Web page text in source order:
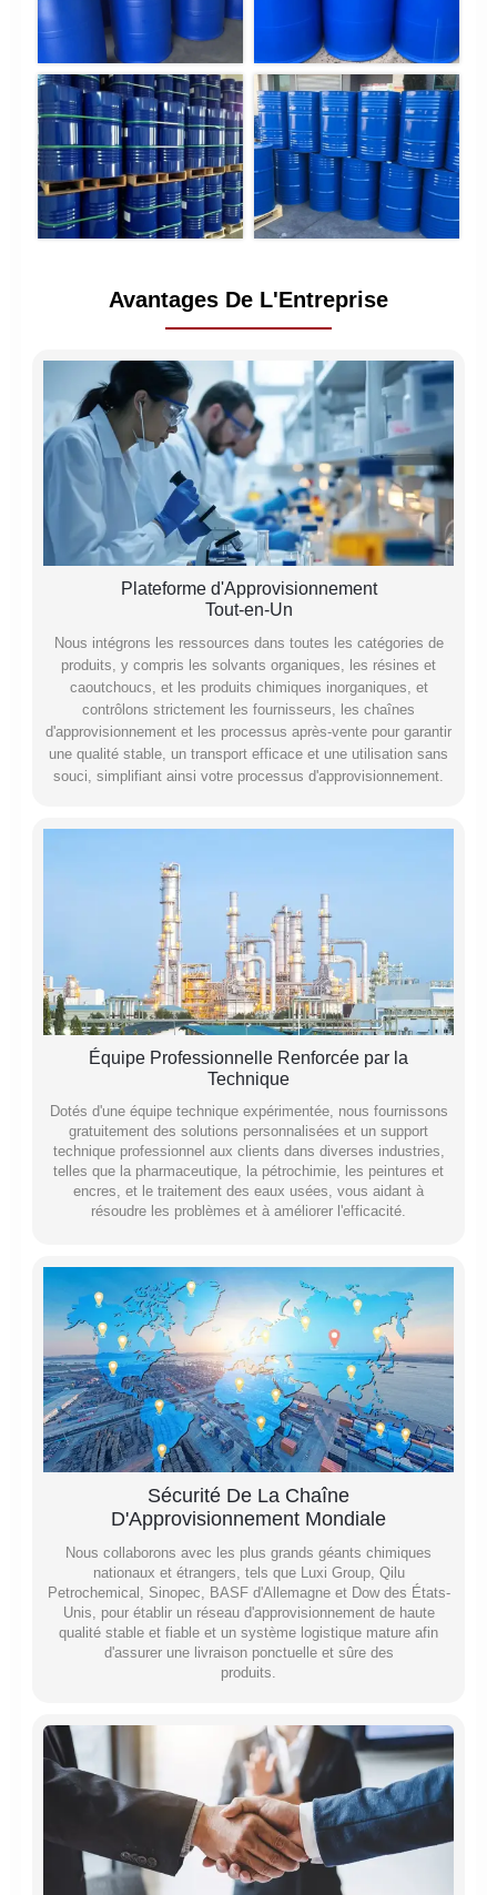
Avantages De L'Entreprise
Plateforme d'Approvisionnement
Tout-en-Un
Nous intégrons les ressources dans toutes les catégories de
produits, y compris les solvants organiques, les résines et
caoutchoucs, et les produits chimiques inorganiques, et
contrôlons strictement les fournisseurs, les chaînes
d'approvisionnement et les processus après-vente pour garantir
une qualité stable, un transport efficace et une utilisation sans
souci, simplifiant ainsi votre processus d'approvisionnement.
Équipe Professionnelle Renforcée par la
Technique
Dotés d'une équipe technique expérimentée, nous fournissons
gratuitement des solutions personnalisées et un support
technique professionnel aux clients dans diverses industries,
telles que la pharmaceutique, la pétrochimie, les peintures et
encres, et le traitement des eaux usées, vous aidant à
résoudre les problèmes et à améliorer l'efficacité.
Sécurité De La Chaîne
D'Approvisionnement Mondiale
Nous collaborons avec les plus grands géants chimiques
nationaux et étrangers, tels que Luxi Group, Qilu
Petrochemical, Sinopec, BASF d'Allemagne et Dow des États-
Unis, pour établir un réseau d'approvisionnement de haute
qualité stable et fiable et un système logistique mature afin
d'assurer une livraison ponctuelle et sûre des
produits.